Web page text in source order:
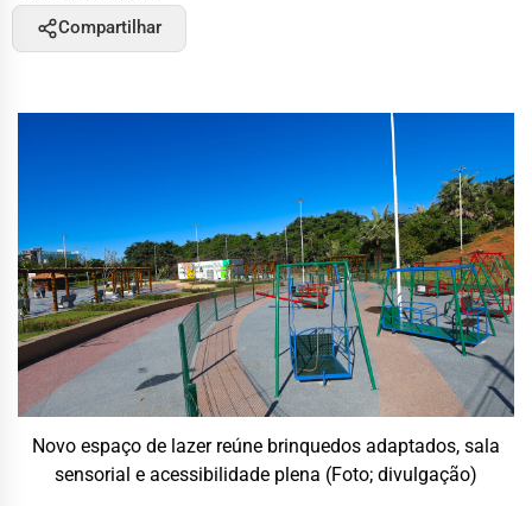
Compartilhar
Novo espaço de lazer reúne brinquedos adaptados, sala
sensorial e acessibilidade plena (Foto; divulgação)